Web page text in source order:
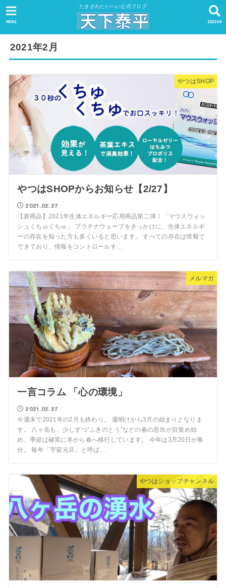
たきさわたいへい公式ブログ
SEARCH
MENU
2021年2月
やつはSHOP
やつはSHOPからお知らせ【2/27】
2021.02.27
【新商品】2021年生体エネルギー応用商品第二弾！「マウスウォッ
シュくちゅくちゅ」 プラチナウェーブをきっかけに、生体エネルギ
ーの存在を知った方も多くいると思います。 すべての存在は情報で
できており、情報をコントロールす…
メルマガ
一言コラム 「心の環境」
2021.02.27
今週末で2021年の2月も終わり。 週明けから3月の始まりとなりま
す。 八ヶ岳も、少しずつ“ふきのとう”などの春の息吹が目覚め始
め、季節は確実に冬から春へ移行しています。 今年は3月20日が春
分。 毎年「宇宙元旦」と呼ば…
やつはショップチャンネル